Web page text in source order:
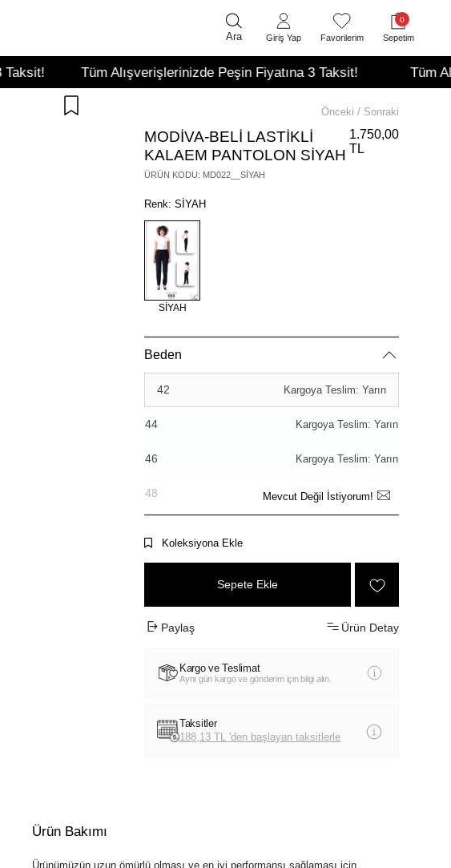
Tüm Alışverişlerinizde Peşin Fiyatına 3 Taksit! Tüm
Ara Giriş Yap Favorilerim
0
Sepetim
Önceki / Sonraki
MODİVA-BELİ LASTİKLİ
KALAEM PANTOLON SİYAH
ÜRÜN KODU: MD022__SİYAH
1.750,00
TL
Renk: SİYAH
SİYAH
Beden
42 Kargoya Teslim: Yarın
44 Kargoya Teslim: Yarın
46 Kargoya Teslim: Yarın
48 Mevcut Değil İstiyorum!
Koleksiyona Ekle
Sepete Ekle
Paylaş Ürün Detay
Kargo ve Teslimat
Aynı gün kargo ve gönderim için bilgi alın.
Taksitler
188,13 TL 'den başlayan taksitlerle
Ürün Bakımı
Ürünümüzün uzun ömürlü olması ve en iyi performansı sağlaması için